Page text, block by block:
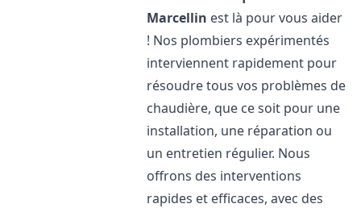
Marcellin est là pour vous aider
! Nos plombiers expérimentés
interviennent rapidement pour
résoudre tous vos problèmes de
chaudière, que ce soit pour une
installation, une réparation ou
un entretien régulier. Nous
offrons des interventions
rapides et efficaces, avec des